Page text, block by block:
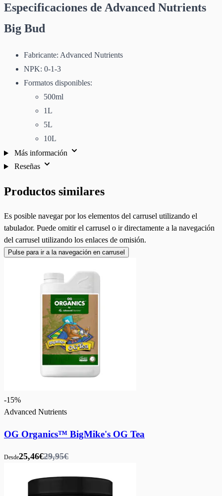
Especificaciones de Advanced Nutrients
Big Bud
Fabricante: Advanced Nutrients
NPK: 0-1-3
Formatos disponibles:
500ml
1L
5L
10L
Más información
Reseñas
Productos similares
Es posible navegar por los elementos del carrusel utilizando el
tabulador. Puede omitir el carrusel o ir directamente a la navegación
del carrusel utilizando los enlaces de omisión.
Pulse para ir a la navegación en carrusel
-15%
Advanced Nutrients
OG Organics™ BigMike's OG Tea
Desde25,46€29,95€